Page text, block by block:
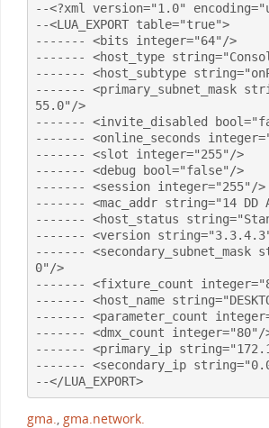
--<?xml version="1.0"
--<LUA_EXPORT table="true">
-------	<bits integer="64"/>
-------	<host_type string="Console"/>
-------	<host_subtype string="onPC"/>
-------	<primary_subnet_mask string="255.255.2
55.0"/>
-------	<invite_disabled bool="false"/>
-------	<online_seconds integer="387"/>
-------	<slot integer="255"/>
-------	<debug bool="false"/>
-------	<session integer="255"/>
-------	<mac_addr string="14 DD A9 28 C1 FE"/>
-------	<host_status string="Standalone"/>
-------	<version string="3.3.4.3"/>
-------	<secondary_subnet_mask string="0.0.0.
0"/>
-------	<fixture_count integer="88"/>
-------	<host_name string="DESKTOP-O3JGU2C"/>
-------	<parameter_count integer="1103"/>
-------	<dmx_count integer="80"/>
-------	<primary_ip string="172.18.13.11"/>
-------	<secondary_ip string="0.0.0.0"/>
--</LUA_EXPORT>
gma., gma.network.